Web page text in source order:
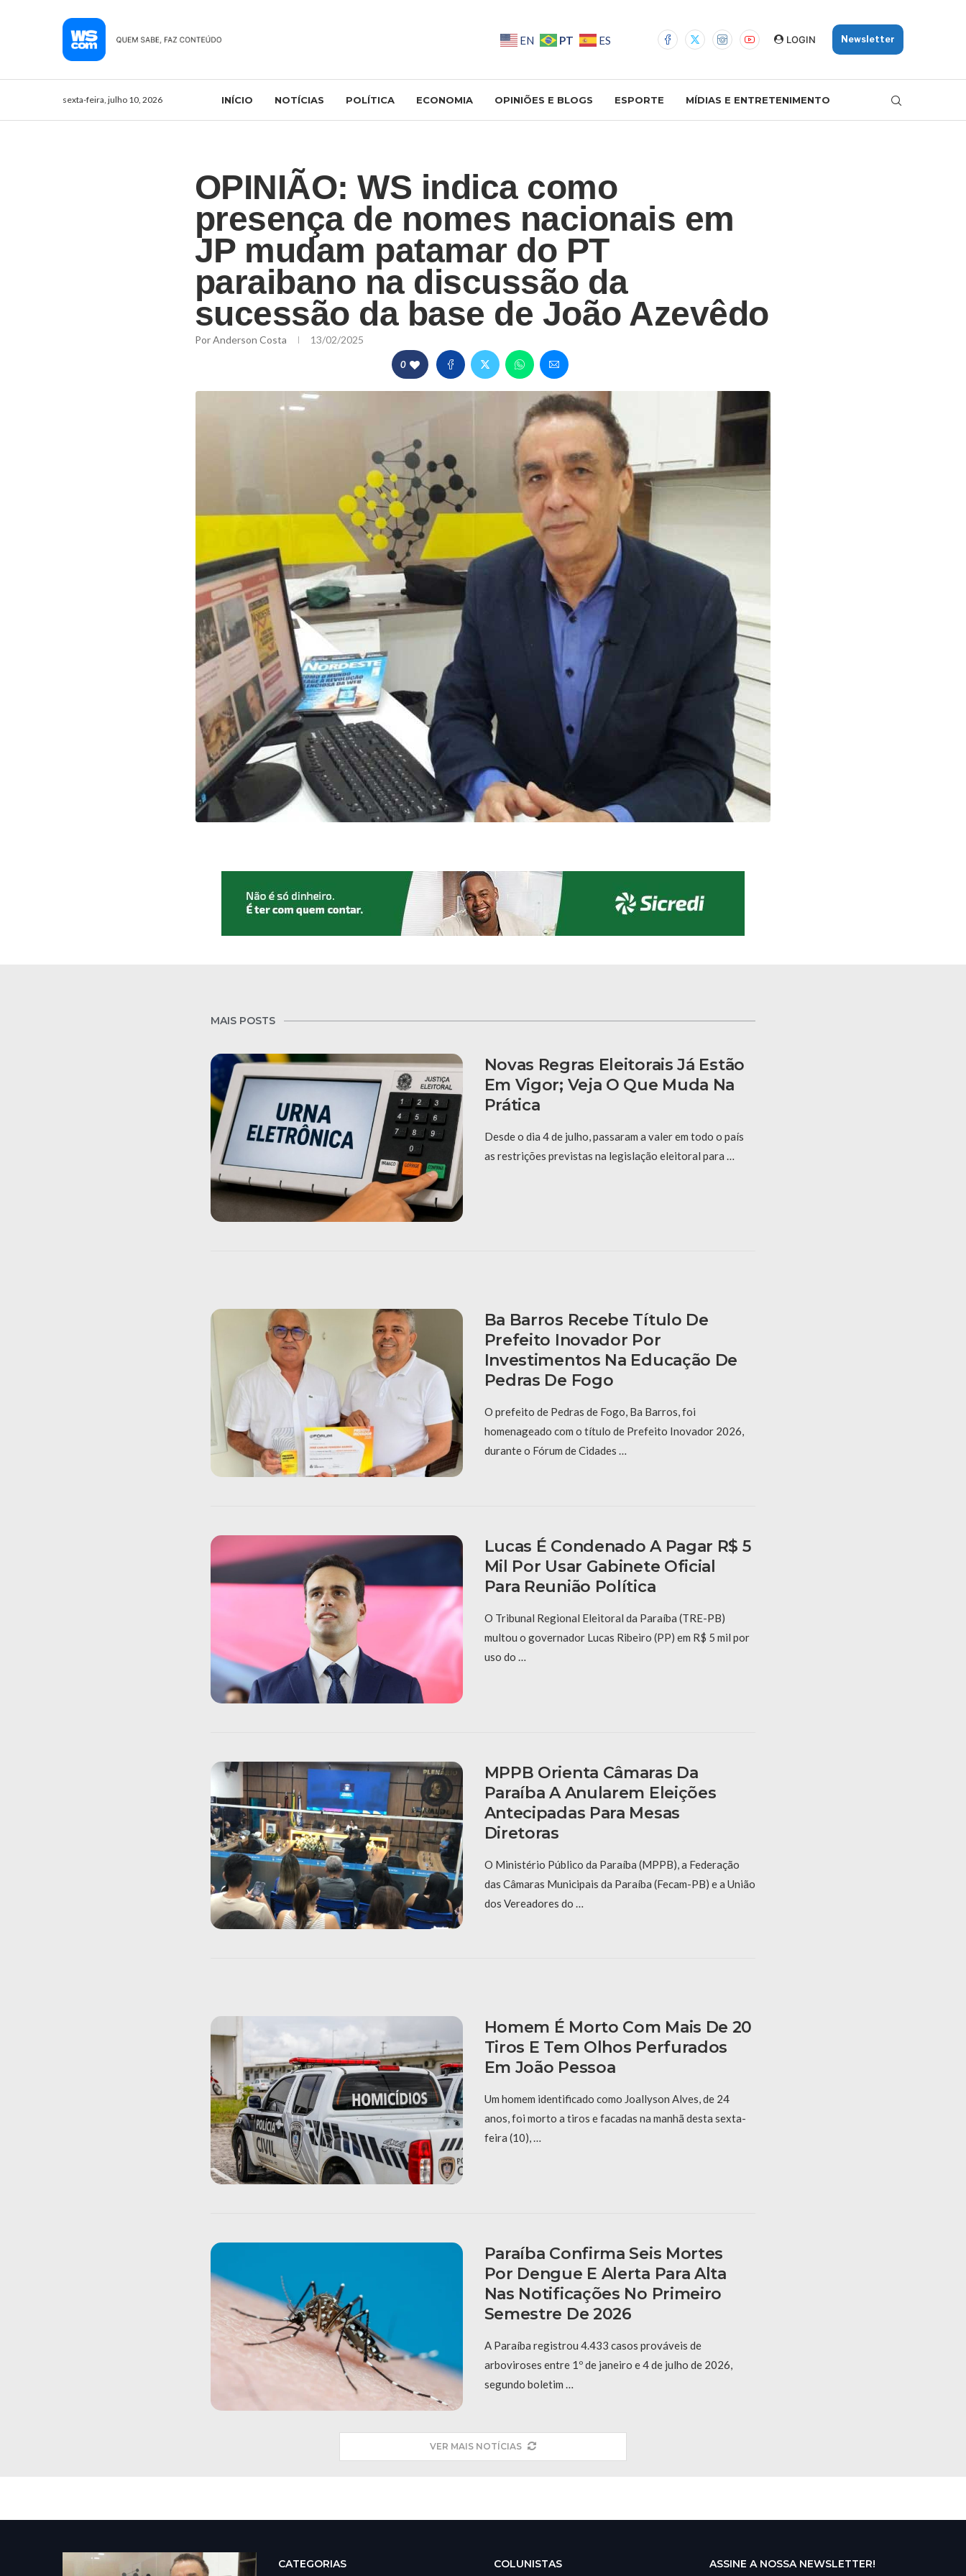
EN PT ES LOGIN Newsletter
sexta-feira, julho 10, 2026 INÍCIO NOTÍCIAS POLÍTICA ECONOMIA OPINIÕES E BLOGS ESPORTE MÍDIAS E ENTRETENIMENTO
OPINIÃO: WS indica como
presença de nomes nacionais em
JP mudam patamar do PT
paraibano na discussão da
sucessão da base de João Azevêdo
PorAnderson Costa 13/02/2025
0
MAIS POSTS
Novas Regras Eleitorais Já Estão
Em Vigor; Veja O Que Muda Na
Prática
Desde o dia 4 de julho, passaram a valer em todo o país
as restrições previstas na legislação eleitoral para …
Ba Barros Recebe Título De
Prefeito Inovador Por
Investimentos Na Educação De
Pedras De Fogo
O prefeito de Pedras de Fogo, Ba Barros, foi
homenageado com o título de Prefeito Inovador 2026,
durante o Fórum de Cidades …
Lucas É Condenado A Pagar R$ 5
Mil Por Usar Gabinete Oficial
Para Reunião Política
O Tribunal Regional Eleitoral da Paraíba (TRE-PB)
multou o governador Lucas Ribeiro (PP) em R$ 5 mil por
uso do …
MPPB Orienta Câmaras Da
Paraíba A Anularem Eleições
Antecipadas Para Mesas
Diretoras
O Ministério Público da Paraíba (MPPB), a Federação
das Câmaras Municipais da Paraíba (Fecam-PB) e a União
dos Vereadores do …
Homem É Morto Com Mais De 20
Tiros E Tem Olhos Perfurados
Em João Pessoa
Um homem identificado como Joallyson Alves, de 24
anos, foi morto a tiros e facadas na manhã desta sexta-
feira (10), …
Paraíba Confirma Seis Mortes
Por Dengue E Alerta Para Alta
Nas Notificações No Primeiro
Semestre De 2026
A Paraíba registrou 4.433 casos prováveis de
arboviroses entre 1º de janeiro e 4 de julho de 2026,
segundo boletim …
VER MAIS NOTÍCIAS
CATEGORIAS COLUNISTAS ASSINE A NOSSA NEWSLETTER!